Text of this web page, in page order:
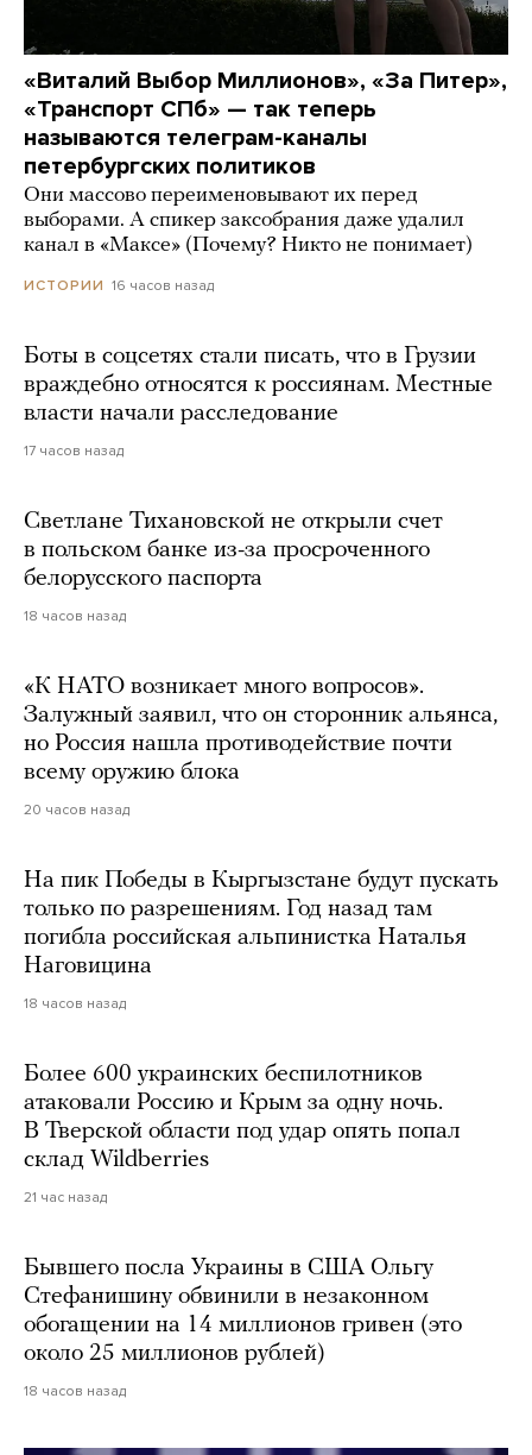
«Виталий Выбор Миллионов», «За Питер»,
«Транспорт СПб» — так теперь
называются телеграм-каналы
петербургских политиков
Они массово переименовывают их перед
выборами. А спикер заксобрания даже удалил
канал в «Максе» (Почему? Никто не понимает)
ИСТОРИИ 16 часов назад
Боты в соцсетях стали писать, что в Грузии
враждебно относятся к россиянам. Местные
власти начали расследование
17 часов назад
Светлане Тихановской не открыли счет
в польском банке из-за просроченного
белорусского паспорта
18 часов назад
«К НАТО возникает много вопросов».
Залужный заявил, что он сторонник альянса,
но Россия нашла противодействие почти
всему оружию блока
20 часов назад
На пик Победы в Кыргызстане будут пускать
только по разрешениям. Год назад там
погибла российская альпинистка Наталья
Наговицина
18 часов назад
Более 600 украинских беспилотников
атаковали Россию и Крым за одну ночь.
В Тверской области под удар опять попал
склад Wildberries
21 час назад
Бывшего посла Украины в США Ольгу
Стефанишину обвинили в незаконном
обогащении на 14 миллионов гривен (это
около 25 миллионов рублей)
18 часов назад